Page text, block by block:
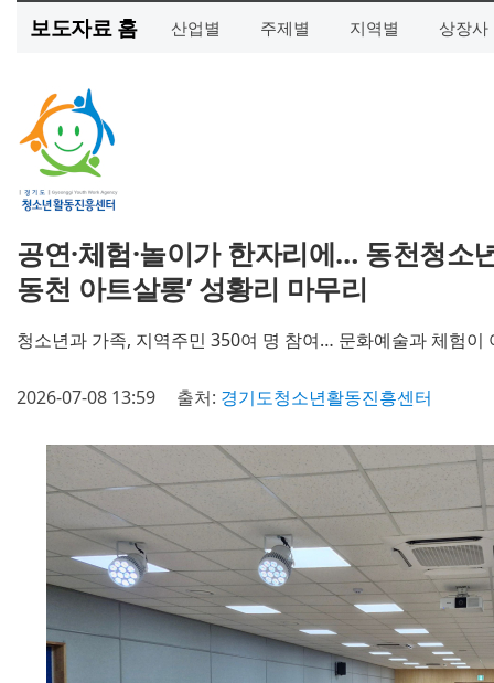
보도자료 홈 산업별 주제별 지역별 상장사
공연·체험·놀이가 한자리에… 동천청소
동천 아트살롱’ 성황리 마무리
청소년과 가족, 지역주민 350여 명 참여… 문화예술과 체험이
2026-07-08 13:59 출처: 경기도청소년활동진흥센터